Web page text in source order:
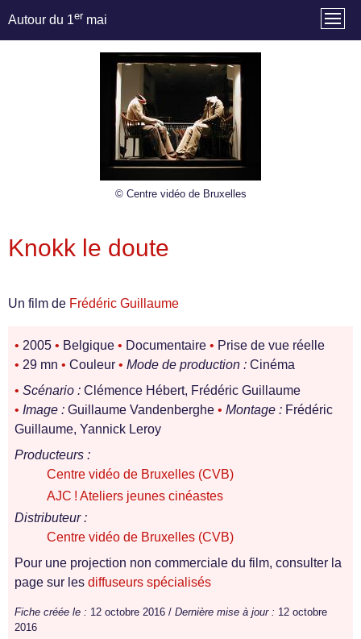
Autour du 1er mai
© Centre vidéo de Bruxelles
Knokk le doute
Un film de Frédéric Guillaume
• 2005 • Belgique • Documentaire • Prise de vue réelle
• 29 mn • Couleur • Mode de production : Cinéma
• Scénario : Clémence Hébert, Frédéric Guillaume
• Image : Guillaume Vandenberghe • Montage : Frédéric
Guillaume, Yannick Leroy
Producteurs :
Centre vidéo de Bruxelles (CVB)
AJC ! Ateliers jeunes cinéastes
Distributeur :
Centre vidéo de Bruxelles (CVB)
Pour une projection non commerciale du film, consulter la
page sur les diffuseurs spécialisés
Fiche créée le : 12 octobre 2016 / Dernière mise à jour : 12 octobre
2016